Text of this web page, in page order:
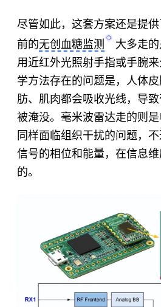
尽管如此，这套方案还是提
前的无创血糖监测
大多走
用近红外光照射手指或手腕
学方法存在的问题是，人体
肪、肌肉都会吸收光线，导
被淹没。毫米波雷达走的则
同样面临组织干扰的问题，
信号的相位和能量，在信息
的。